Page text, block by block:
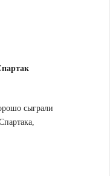
сыграли